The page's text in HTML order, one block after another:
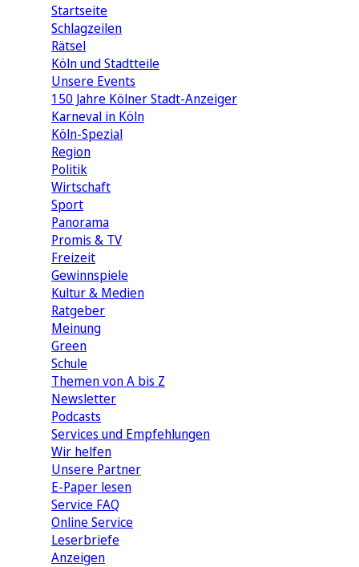
Startseite
Schlagzeilen
Rätsel
Köln und Stadtteile
Unsere Events
150 Jahre Kölner Stadt-Anzeiger
Karneval in Köln
Köln-Spezial
Region
Politik
Wirtschaft
Sport
Panorama
Promis & TV
Freizeit
Gewinnspiele
Kultur & Medien
Ratgeber
Meinung
Green
Schule
Themen von A bis Z
Newsletter
Podcasts
Services und Empfehlungen
Wir helfen
Unsere Partner
E-Paper lesen
Service FAQ
Online Service
Leserbriefe
Anzeigen